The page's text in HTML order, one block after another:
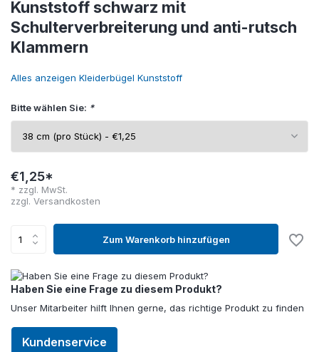
Kunststoff schwarz mit
Schulterverbreiterung und anti-rutsch
Klammern
Alles anzeigen Kleiderbügel Kunststoff
Bitte wählen Sie: *
€1,25*
* zzgl. MwSt.
zzgl. Versandkosten
Zum Warenkorb hinzufügen
Haben Sie eine Frage zu diesem Produkt?
Unser Mitarbeiter hilft Ihnen gerne, das richtige Produkt zu finden
Kundenservice